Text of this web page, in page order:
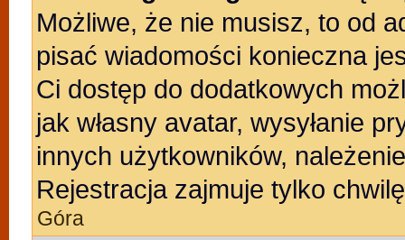
Możliwe, że nie musisz, to od
pisać wiadomości konieczna
Ci dostęp do dodatkowych
jak własny avatar, wysyłanie
innych użytkowników,
Rejestracja zajmuje tylko
Góra